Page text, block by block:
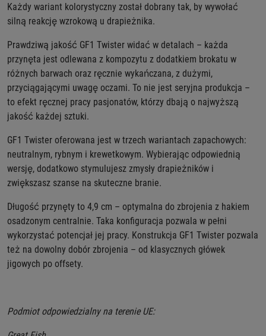
Każdy wariant kolorystyczny został dobrany tak, by wywołać
silną reakcję wzrokową u drapieżnika.
Prawdziwą jakość GF1 Twister widać w detalach – każda
przynęta jest odlewana z kompozytu z dodatkiem brokatu w
różnych barwach oraz ręcznie wykańczana, z dużymi,
przyciągającymi uwagę oczami. To nie jest seryjna produkcja –
to efekt ręcznej pracy pasjonatów, którzy dbają o najwyższą
jakość każdej sztuki.
GF1 Twister oferowana jest w trzech wariantach zapachowych:
neutralnym, rybnym i krewetkowym. Wybierając odpowiednią
wersję, dodatkowo stymulujesz zmysły drapieżników i
zwiększasz szanse na skuteczne branie.
Długość przynęty to 4,9 cm – optymalna do zbrojenia z hakiem
osadzonym centralnie. Taka konfiguracja pozwala w pełni
wykorzystać potencjał jej pracy. Konstrukcja GF1 Twister pozwala
też na dowolny dobór zbrojenia – od klasycznych główek
jigowych po offsety.
Podmiot odpowiedzialny na terenie UE: